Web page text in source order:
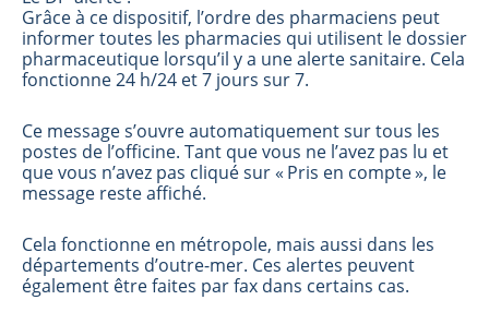
Grâce à ce dispositif, l’ordre des pharmaciens peut
informer toutes les pharmacies qui utilisent le dossier
pharmaceutique lorsqu’il y a une alerte sanitaire. Cela
fonctionne 24 h/24 et 7 jours sur 7.
Ce message s’ouvre automatiquement sur tous les
postes de l’officine. Tant que vous ne l’avez pas lu et
que vous n’avez pas cliqué sur « Pris en compte », le
message reste affiché.
Cela fonctionne en métropole, mais aussi dans les
départements d’outre-mer. Ces alertes peuvent
également être faites par fax dans certains cas.